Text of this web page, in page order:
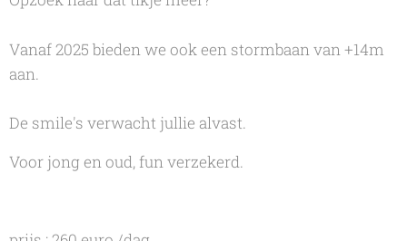
Vanaf 2025 bieden we ook een stormbaan van +14m
aan.
De smile's verwacht jullie alvast.
Voor jong en oud, fun verzekerd.